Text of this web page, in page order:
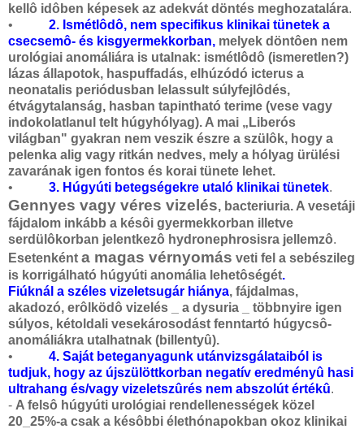
kellô idôben képesek az adekvát döntés meghozatalára.
•
2. Ismétlôdô, nem specifikus klinikai tünetek a
csecsemô- és kisgyermekkorban, melyek döntôen nem
urológiai anomáliára is utalnak: ismétlôdô (ismeretlen?)
lázas állapotok, haspuffadás, elhúzódó icterus a
neonatalis periódusban lelassult súlyfejlôdés,
étvágytalanság, hasban tapintható terime (vese vagy
indokolatlanul telt húgyhólyag). A mai „Liberós
világban" gyakran nem veszik észre a szülôk, hogy a
pelenka alig vagy ritkán nedves, mely a hólyag ürülési
zavarának igen fontos és korai tünete lehet.
•
3. Húgyúti betegségekre utaló klinikai tünetek.
Gennyes vagy véres vizelés, bacteriuria. A vesetáji
fájdalom inkább a késôi gyermekkorban illetve
serdülôkorban jelentkezô hydronephrosisra jellemzô.
Esetenként a magas vérnyomás veti fel a sebészileg
is korrigálható húgyúti anomália lehetôségét.
Fiúknál a széles vizeletsugár hiánya, fájdalmas,
akadozó, erôlködô vizelés _ a dysuria _ többnyire igen
súlyos, kétoldali vesekárosodást fenntartó húgycsô-
anomáliákra utalhatnak (billentyû).
•
4. Saját beteganyagunk utánvizsgálataiból is
tudjuk, hogy az újszülöttkorban negatív eredményû hasi
ultrahang és/vagy vizeletszûrés nem abszolút értékû.
- A felsô húgyúti urológiai rendellenességek közel
20_25%-a csak a késôbbi élethónapokban okoz klinikai